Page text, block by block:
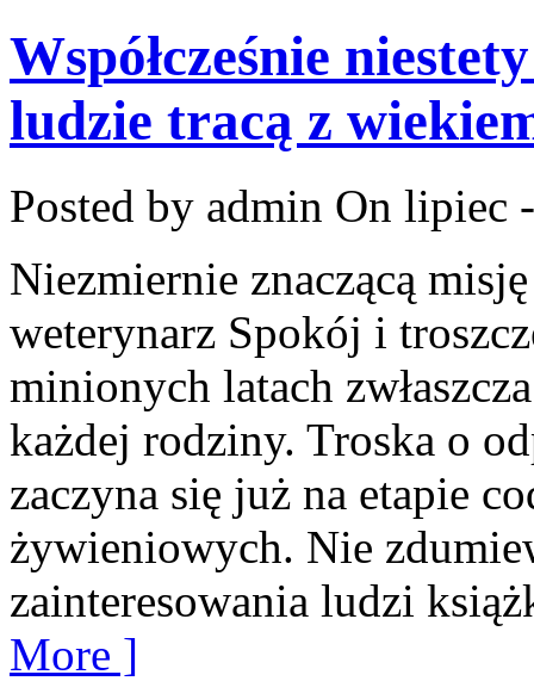
Współcześnie
ludzie tracą z
Posted by admin On lipiec
Niezmiernie znaczącą
weterynarz Spokój i
minionych latach
każdej rodziny. Troska o
zaczyna się już na etapie
żywieniowych. Nie
zainteresowania ludzi
More ]